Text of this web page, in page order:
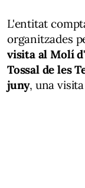
L'entitat
organitzades
visita al Molí
Tossal de les
juny, una visita